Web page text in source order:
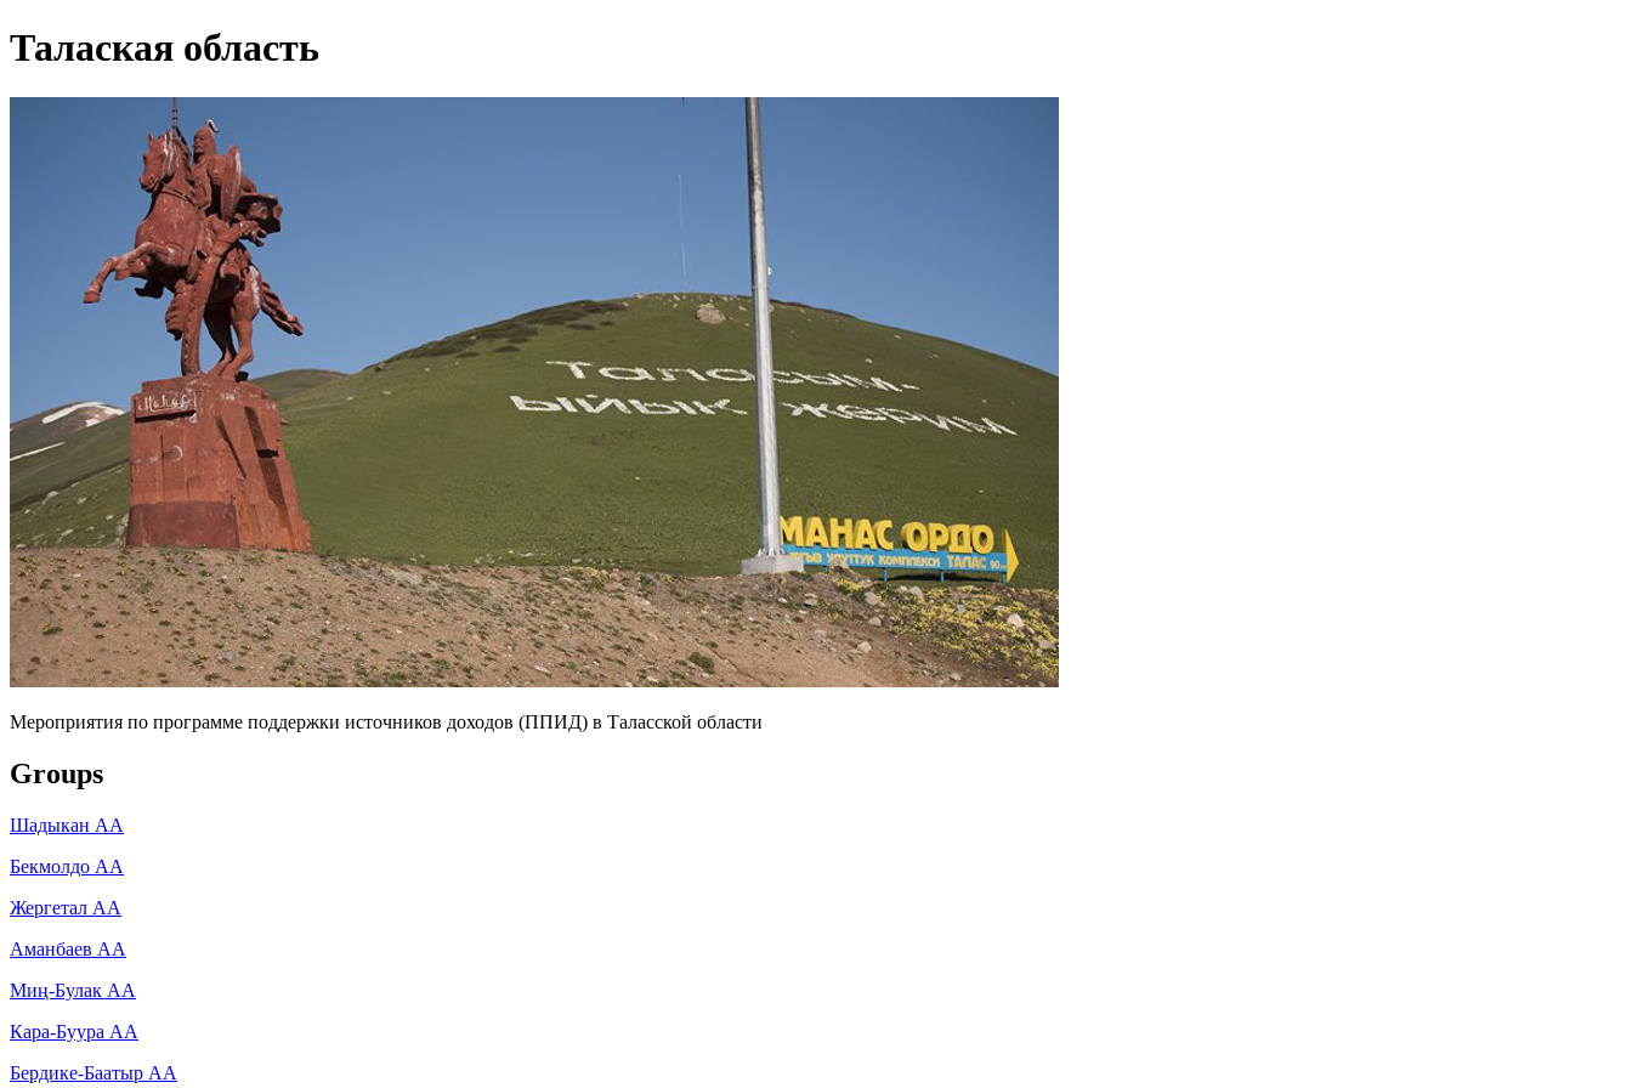
Талаская область
Мероприятия по программе поддержки источников доходов (ППИД) в Таласской области
Groups
Шадыкан АА
Бекмолдо АА
Жергетал АА
Аманбаев АА
Миң-Булак АА
Кара-Буура АА
Бердике-Баатыр АА